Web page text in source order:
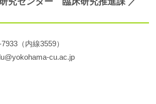
（内線3559）
cu.ac.jp